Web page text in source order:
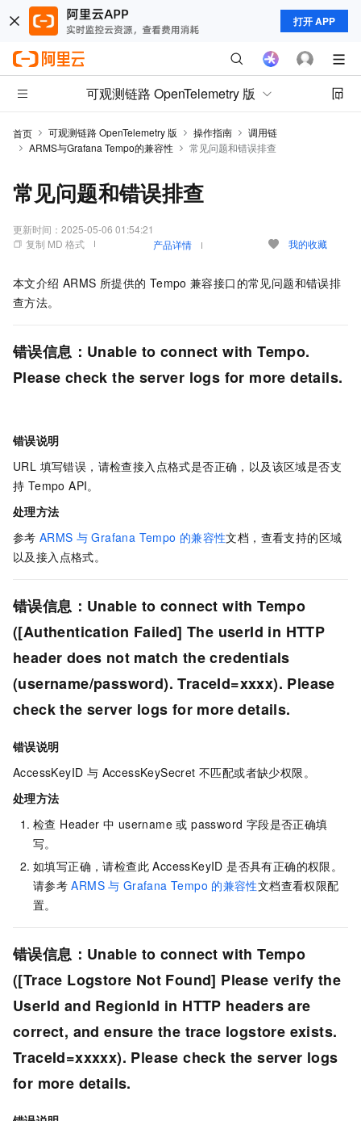
打开 APP
可观测链路 OpenTelemetry 版
首页 可观测链路 OpenTelemetry 版 操作指南
调用链
ARMS与Grafana Tempo的兼容性
常见问题和错误排查
常见问题和错误排查
更新时间： 2025-05-06 01:54:21
复制 MD 格式
产品详情 我的收藏
本文介绍 ARMS 所提供的 Tempo 兼容接口的常见问题和错误排
查方法。
错误信息：Unable to connect with Tempo.
Please check the server logs for more details.
错误说明
URL 填写错误，请检查接入点格式是否正确，以及该区域是否支
持 Tempo API。
处理方法
参考 ARMS 与 Grafana Tempo 的兼容性文档，查看支持的区域
以及接入点格式。
错误信息：Unable to connect with Tempo
([Authentication Failed] The userId in HTTP
header does not match the credentials
(username/password). TraceId=xxxx). Please
check the server logs for more details.
错误说明
AccessKeyID 与 AccessKeySecret 不匹配或者缺少权限。
处理方法
检查 Header 中 username 或 password 字段是否正确填
写。
如填写正确，请检查此 AccessKeyID 是否具有正确的权限。
请参考 ARMS 与 Grafana Tempo 的兼容性文档查看权限配
置。
错误信息：Unable to connect with Tempo
([Trace Logstore Not Found] Please verify the
UserId and RegionId in HTTP headers are
correct, and ensure the trace logstore exists.
TraceId=xxxxx). Please check the server logs
for more details.